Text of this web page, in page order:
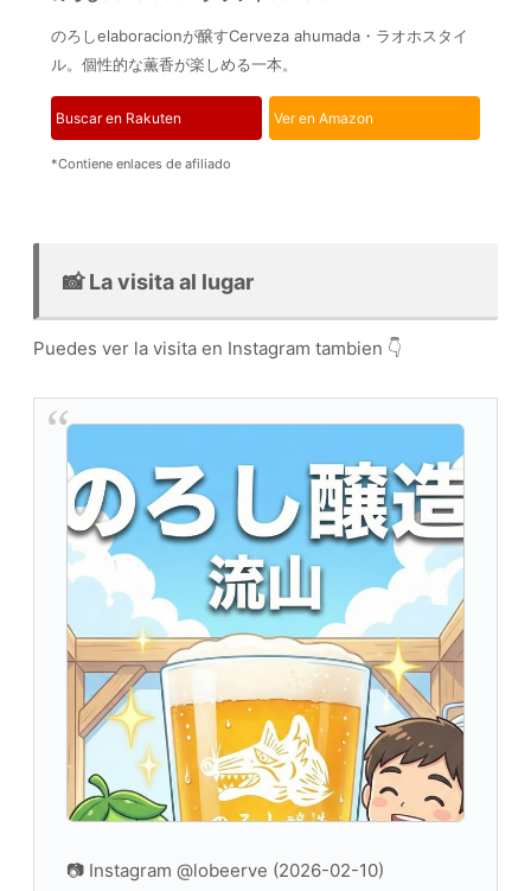
のろしelaboracionが醸すCerveza ahumada・ラオホスタイ
ル。個性的な薫香が楽しめる一本。
Buscar en Rakuten Ver en Amazon
*Contiene enlaces de afiliado
📸 La visita al lugar
Puedes ver la visita en Instagram tambien 👇
📷 Instagram @lobeerve (2026-02-10)